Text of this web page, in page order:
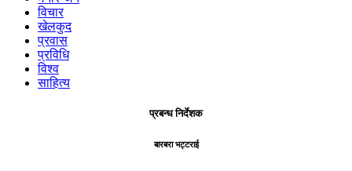
विचार
खेलकुद
प्रवास
प्रविधि
विश्व
साहित्य
प्रबन्ध निर्देशक
बारबरा भट्टराई